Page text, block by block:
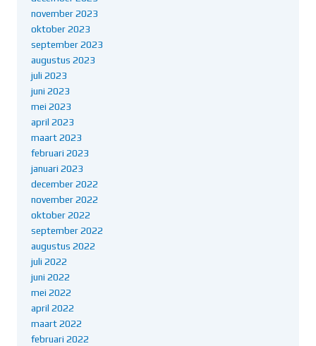
november 2023
oktober 2023
september 2023
augustus 2023
juli 2023
juni 2023
mei 2023
april 2023
maart 2023
februari 2023
januari 2023
december 2022
november 2022
oktober 2022
september 2022
augustus 2022
juli 2022
juni 2022
mei 2022
april 2022
maart 2022
februari 2022